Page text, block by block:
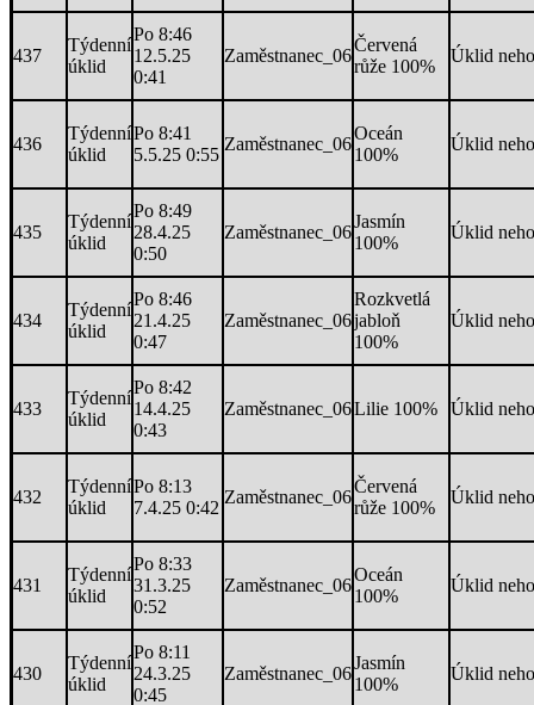
437
Týdenní
úklid
Po 8:46
12.5.25
0:41
Zaměstnanec_06
Červená
růže 100%
Úklid
436
Týdenní
úklid
Po 8:41
5.5.25 0:55
Zaměstnanec_06
Oceán
100%
Úklid
435
Týdenní
úklid
Po 8:49
28.4.25
0:50
Zaměstnanec_06
Jasmín
100%
Úklid
434
Týdenní
úklid
Po 8:46
21.4.25
0:47
Zaměstnanec_06
Rozkvetlá
jabloň
100%
Úklid
433
Týdenní
úklid
Po 8:42
14.4.25
0:43
Zaměstnanec_06Lilie 100% Úklid
432
Týdenní
úklid
Po 8:13
7.4.25 0:42
Zaměstnanec_06
Červená
růže 100%
Úklid
431
Týdenní
úklid
Po 8:33
31.3.25
0:52
Zaměstnanec_06
Oceán
100%
Úklid
430
Týdenní
úklid
Po 8:11
24.3.25
0:45
Zaměstnanec_06
Jasmín
100%
Úklid